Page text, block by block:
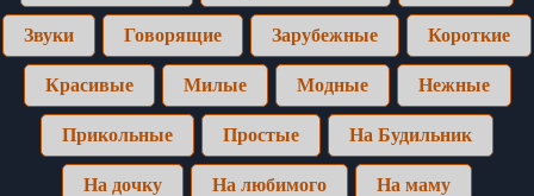
Звуки Говорящие Зарубежные Короткие
Красивые Милые Модные Нежные
Прикольные Простые На Будильник
На дочку На любимого На маму